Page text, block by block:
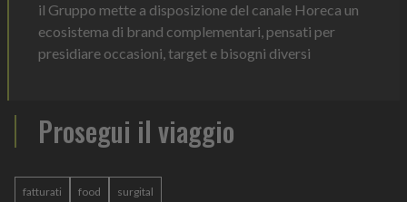
il Gruppo mette a disposizione del canale Horeca un
ecosistema di brand complementari, pensati per
presidiare occasioni, target e bisogni diversi
Prosegui il viaggio
fatturati food surgital